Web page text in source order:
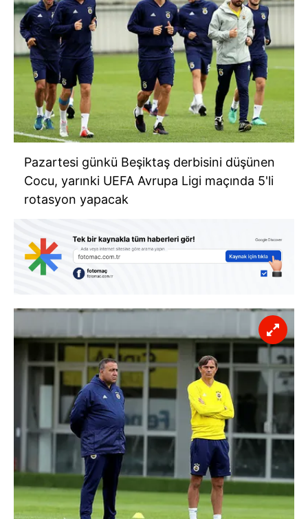
Pazartesi günkü Beşiktaş derbisini düşünen
Cocu, yarınki UEFA Avrupa Ligi maçında 5'li
rotasyon yapacak